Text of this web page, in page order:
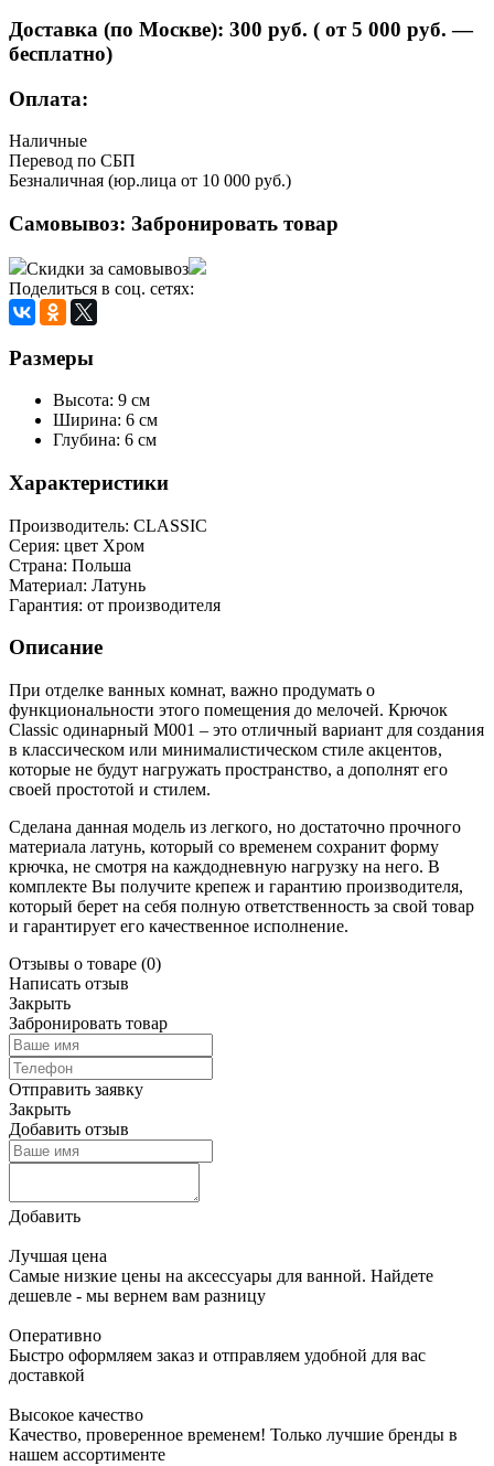
Доставка (по Москве): 300 руб. ( от 5 000 руб. —
бесплатно)
Оплата:
Наличные
Перевод по СБП
Безналичная (юр.лица от 10 000 руб.)
Самовывоз: Забронировать товар
Скидки за самовывоз
Поделиться в соц. сетях:
Размеры
Высота: 9 см
Ширина: 6 см
Глубина: 6 см
Характеристики
Производитель: CLASSIC
Серия: цвет Хром
Страна: Польша
Материал: Латунь
Гарантия: от производителя
Описание
При отделке ванных комнат, важно продумать о
функциональности этого помещения до мелочей. Крючок
Classic одинарный М001 – это отличный вариант для создания
в классическом или минималистическом стиле акцентов,
которые не будут нагружать пространство, а дополнят его
своей простотой и стилем.
Сделана данная модель из легкого, но достаточно прочного
материала латунь, который со временем сохранит форму
крючка, не смотря на каждодневную нагрузку на него. В
комплекте Вы получите крепеж и гарантию производителя,
который берет на себя полную ответственность за свой товар
и гарантирует его качественное исполнение.
Отзывы о товаре (0)
Написать отзыв
Закрыть
Забронировать товар
Отправить заявку
Закрыть
Добавить отзыв
Добавить
Лучшая цена
Самые низкие цены на аксессуары для ванной. Найдете
дешевле - мы вернем вам разницу
Оперативно
Быстро оформляем заказ и отправляем удобной для вас
доставкой
Высокое качество
Качество, проверенное временем! Только лучшие бренды в
нашем ассортименте